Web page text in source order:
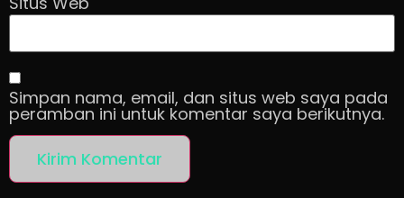
Simpan nama, email, dan situs web saya pada
peramban ini untuk komentar saya berikutnya.